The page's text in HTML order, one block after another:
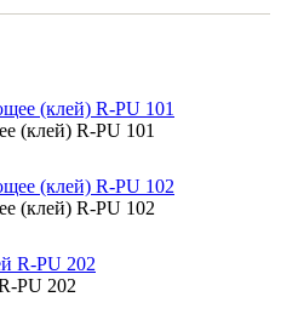
(клей) R-PU 101
(клей) R-PU 102
PU 202